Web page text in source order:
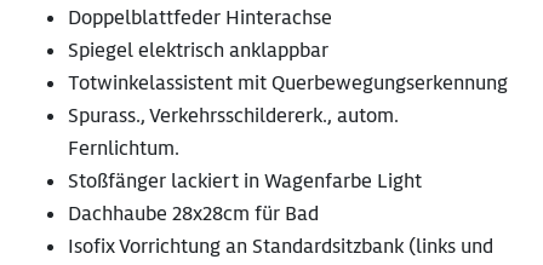
Doppelblattfeder Hinterachse
Spiegel elektrisch anklappbar
Totwinkelassistent mit Querbewegungserkennung
Spurass., Verkehrsschildererk., autom.
Fernlichtum.
Stoßfänger lackiert in Wagenfarbe Light
Dachhaube 28x28cm für Bad
Isofix Vorrichtung an Standardsitzbank (links und